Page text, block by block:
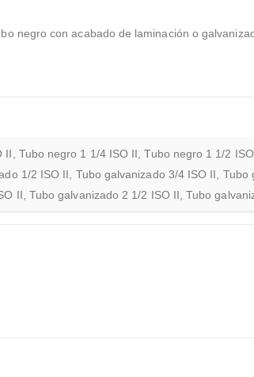
negro con acabado de laminación o
Tubo negro 1 1/4 ISO II, Tubo negro 1 1/2
1/2 ISO II, Tubo galvanizado 3/4 ISO II,
II, Tubo galvanizado 2 1/2 ISO II, Tubo